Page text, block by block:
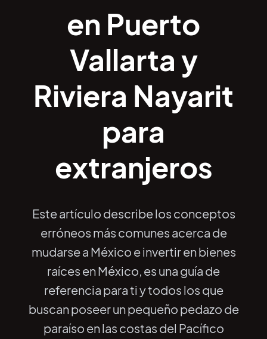
en Puerto
Vallarta y
Riviera Nayarit
para
extranjeros
Este artículo describe los conceptos
erróneos más comunes acerca de
mudarse a México e invertir en bienes
raíces en México, es una guía de
referencia para ti y todos los que
buscan poseer un pequeño pedazo de
paraíso en las costas del Pacífico